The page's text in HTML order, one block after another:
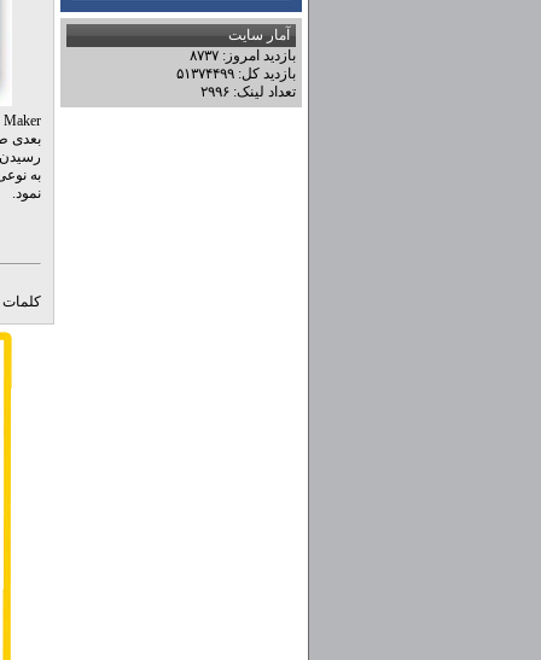
آمار سایت
بازدید امروز: ۸۷۳۷
بازدید کل: ۵۱۳۷۴۴۹۹
تعداد لینک: ۲۹۹۶
بعدی
رسیدن
به
نمود.
کلمات